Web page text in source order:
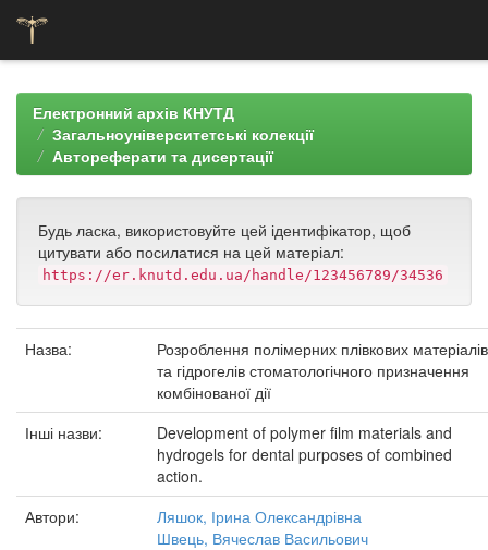
navigationЕлектронний архів КНУТД
Загальноуніверситетські колекції
Автореферати та дисертації
Будь ласка, використовуйте цей ідентифікатор, щоб
цитувати або посилатися на цей матеріал:
https://er.knutd.edu.ua/handle/123456789/34536
Назва:
Розроблення полімерних плівкових матеріалів
та гідрогелів стоматологічного призначення
комбінованої дії
Інші назви:
Development of polymer film materials and
hydrogels for dental purposes of combined
action.
Автори:
Ляшок, Ірина Олександрівна
Швець, Вячеслав Васильович